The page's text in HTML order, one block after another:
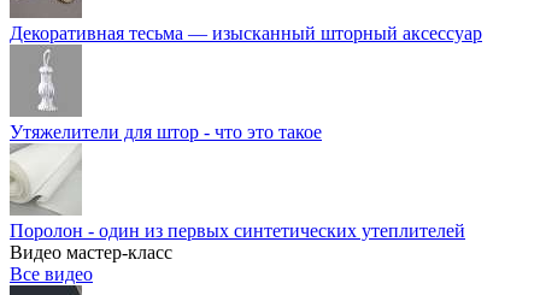
Декоративная тесьма — изысканный шторный аксессуар
Утяжелители для штор - что это такое
Поролон - один из первых синтетических утеплителей
Видео мастер-класс
Все видео